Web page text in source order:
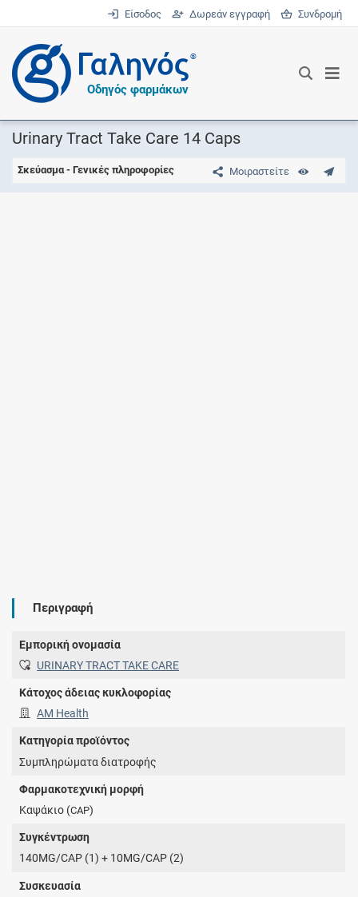
Είσοδος Δωρεάν εγγραφή Συνδρομή
®
Οδηγός φαρμάκων
Urinary Tract Take Care 14 Caps
Μοιραστείτε
Σκεύασμα - Γενικές πληροφορίες
Περιγραφή
Εμπορική ονομασία
URINARY TRACT TAKE CARE
Κάτοχος άδειας κυκλοφορίας
AM Health
Κατηγορία προϊόντος
Συμπληρώματα διατροφής
Φαρμακοτεχνική μορφή
Καψάκιο (CAP)
Συγκέντρωση
140MG/CAP (1) + 10MG/CAP (2)
Συσκευασία